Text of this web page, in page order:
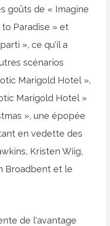
goûts de « Imagine
to Paradise » et
», ce qu'il a
scénarios
Marigold Hotel »,
Marigold Hotel »
», une épopée
en vedette des
Kristen Wiig,
Broadbent et le
de l'avantage